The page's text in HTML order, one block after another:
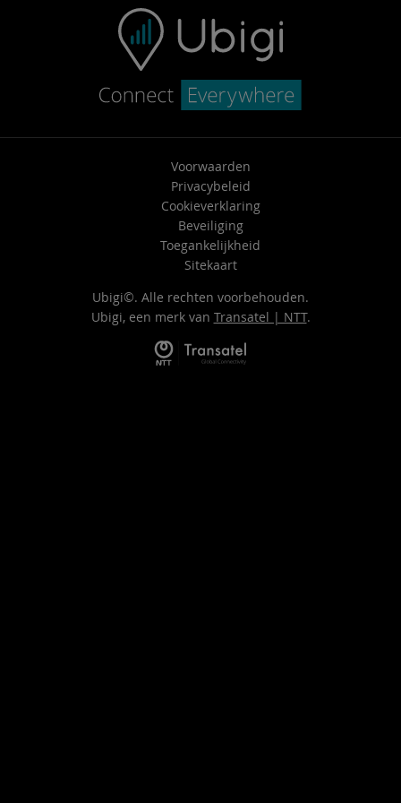
Voorwaarden
Privacybeleid
Cookieverklaring
Beveiliging
Toegankelijkheid
Sitekaart
Ubigi©. Alle rechten voorbehouden.
Ubigi, een merk van Transatel | NTT.